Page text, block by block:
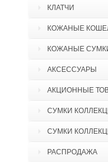
КЛАТЧИ
КОЖАНЫЕ
КОЖАНЫЕ
АКСЕССУАРЫ
АКЦИОННЫЕ
СУМКИ
СУМКИ
РАСПРОДАЖА